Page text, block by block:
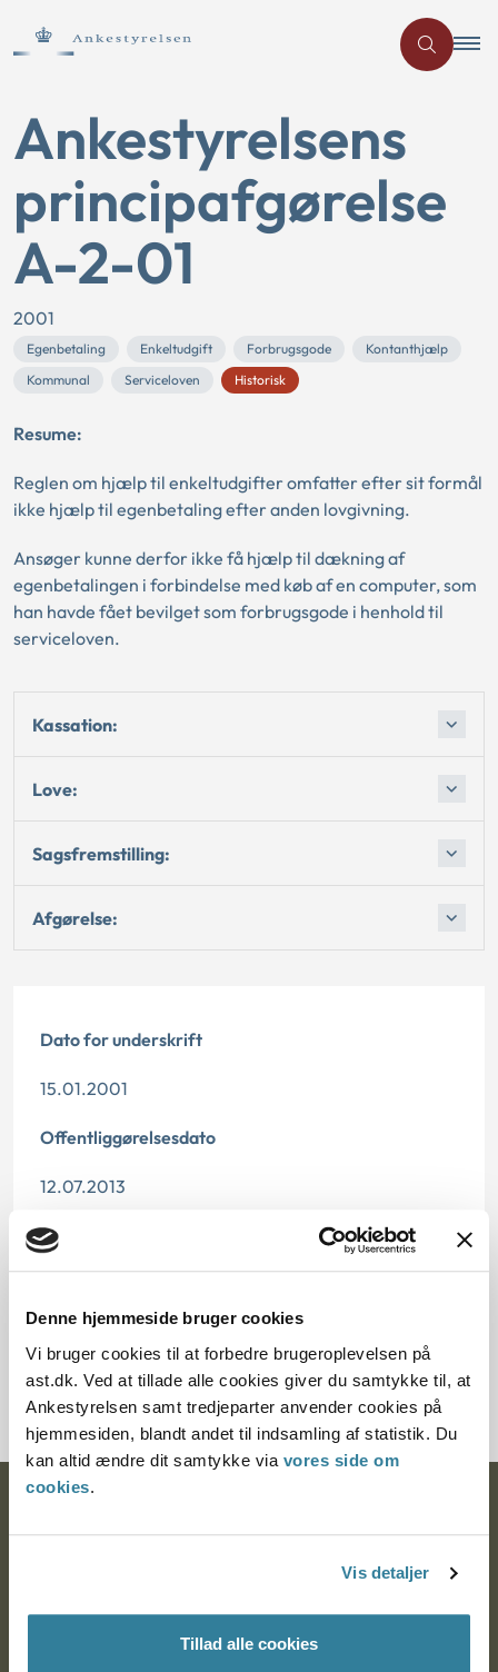
Denne hjemmeside bruger cookies
Vi bruger cookies til at forbedre brugeroplevelsen på
ast.dk. Ved at tillade alle cookies giver du samtykke til, at
Ankestyrelsen samt tredjeparter anvender cookies på
hjemmesiden, blandt andet til indsamling af statistik. Du
kan altid ændre dit samtykke via vores side om
cookies.
Vis detaljer
Tillad alle cookies
Ankestyrelsens
principafgørelse
A-2-01
2001
Egenbetaling Enkeltudgift Forbrugsgode
Kontanthjælp
Kommunal
Serviceloven Historisk
Resume:
Reglen om hjælp til enkeltudgifter omfatter efter sit formål
ikke hjælp til egenbetaling efter anden lovgivning.
Ansøger kunne derfor ikke få hjælp til dækning af
egenbetalingen i forbindelse med køb af en computer, som
han havde fået bevilget som forbrugsgode i henhold til
serviceloven.
Kassation:
Love:
Sagsfremstilling:
Afgørelse:
Dato for underskrift
15.01.2001
Offentliggørelsesdato
12.07.2013
Paragraf
Journalnummer
200416-00